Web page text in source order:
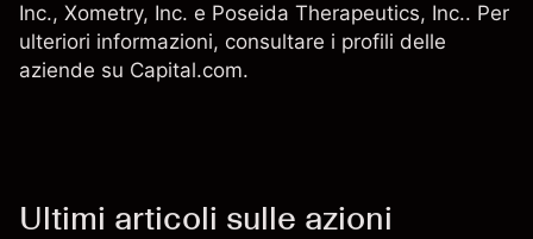
Inc., Xometry, Inc. e Poseida Therapeutics, Inc.. Per
ulteriori informazioni, consultare i profili delle
aziende su Capital.com.
Ultimi articoli sulle azioni